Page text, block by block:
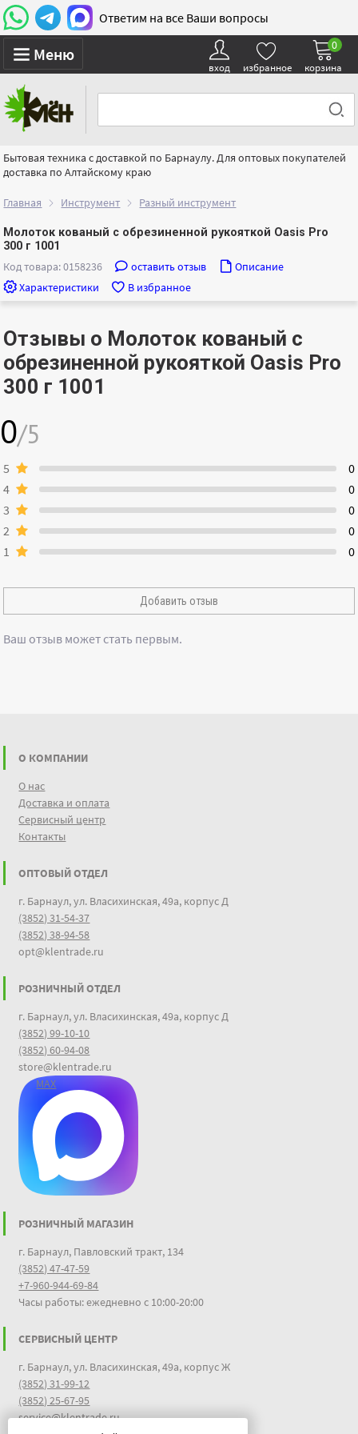
Ответим на все Ваши вопросы
Меню
вход избранное корзина
0
Бытовая техника с доставкой по Барнаулу. Для оптовых покупателей
доставка по Алтайскому краю
Главная Инструмент Разный инструмент
Молоток кованый с обрезиненной рукояткой Oasis Pro
300 г 1001
Код товара: 0158236 оставить отзыв
Описание
Характеристики
В избранное
Отзывы о Молоток кованый с
обрезиненной рукояткой Oasis Pro
300 г 1001
Ваш отзыв может стать первым.
0/5
5
0
4
0
3
0
2
0
1
0
Добавить отзыв
О КОМПАНИИ
О нас
Доставка и оплата
Сервисный центр
Контакты
ОПТОВЫЙ ОТДЕЛ
г. Барнаул, ул. Власихинская, 49а, корпус Д
(3852) 31-54-37
(3852) 38-94-58
opt@klentrade.ru
РОЗНИЧНЫЙ ОТДЕЛ
г. Барнаул, ул. Власихинская, 49а, корпус Д
(3852) 99-10-10
(3852) 60-94-08
store@klentrade.ru
MAX
РОЗНИЧНЫЙ МАГАЗИН
г. Барнаул, Павловский тракт, 134
(3852) 47-47-59
+7-960-944-69-84
Часы работы: ежедневно с 10:00-20:00
СЕРВИСНЫЙ ЦЕНТР
г. Барнаул, ул. Власихинская, 49а, корпус Ж
(3852) 31-99-12
(3852) 25-67-95
service@klentrade.ru